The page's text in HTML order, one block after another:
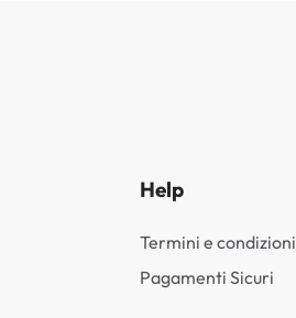
Help
Termini e condizioni
Pagamenti Sicuri